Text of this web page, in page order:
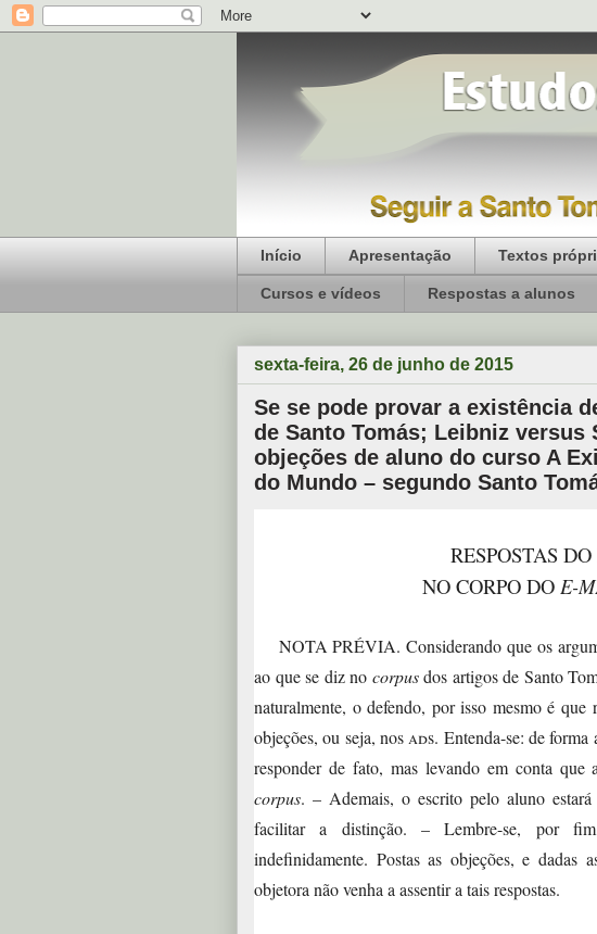
Início Apresentação Textos
Cursos e vídeos Respostas a alunos
sexta-feira, 26 de junho de 2015
Se se pode provar a existência
de Santo Tomás; Leibniz versus
objeções de aluno do curso A
do Mundo – segundo Santo
RESPOSTAS DO
NO CORPO DO E-
NOTA PRÉVIA. Considerando que os
ao que se diz no corpusdos artigos de Santo
naturalmente, o defendo, por isso mesmo é que
objeções, ou seja, nos ads. Entenda-se: de
responder de fato, mas levando em conta
corpus. – Ademais, o escrito pelo aluno
facilitar a distinção. – Lembre-se, por
indefinidamente. Postas as objeções, e dadas
objetora não venha a assentir a tais respostas.